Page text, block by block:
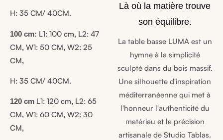
H: 35 CM/ 40CM.
100 cm: L1: 100 cm, L2: 47
CM, W1: 50 CM, W2: 25
CM,
H: 35 CM/ 40CM.
120 cm L1: 120 cm, L2: 65
CM, W1: 60 CM, W2: 30
CM,
Là où la matière trouve
son équilibre.
La table basse LUMA est un
hymne à la simplicité
sculpté dans du bois massif.
Une silhouette d'inspiration
méditerranéenne qui met à
l'honneur l'authenticité du
matériau et la précision
artisanale de Studio Tablas.